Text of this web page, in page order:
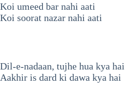
Koi umeed bar nahi aati
Koi soorat nazar nahi aati
Dil-e-nadaan, tujhe hua kya hai
Aakhir is dard ki dawa kya hai